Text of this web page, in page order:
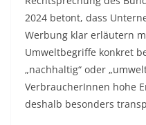
2024 betont, dass
Werbung klar erläutern
Umweltbegriffe konkret
„nachhaltig“ oder
VerbraucherInnen hohe
deshalb besonders